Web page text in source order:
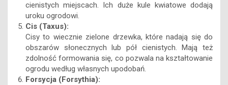
cienistych miejscach. Ich duże kule kwiatowe dodają
uroku ogrodowi.
Cis (Taxus):
Cisy to wiecznie zielone drzewka, które nadają się do
obszarów słonecznych lub pół cienistych. Mają też
zdolność formowania się, co pozwala na kształtowanie
ogrodu według własnych upodobań.
Forsycja (Forsythia):